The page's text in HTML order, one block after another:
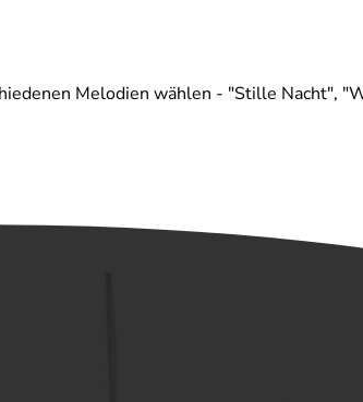
Melodien wählen - "Stille Nacht",